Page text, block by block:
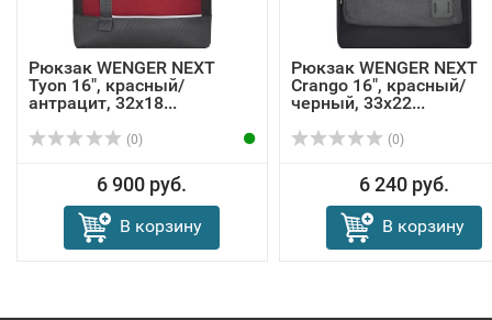
Рюкзак WENGER NEXT
Tyon 16", красный/
антрацит, 32х18...
(0)
6 900 руб.
В корзину
Рюкзак WENGER NEXT
Crango 16", красный/
черный, 33х22...
(0)
6 240 руб.
В корзину